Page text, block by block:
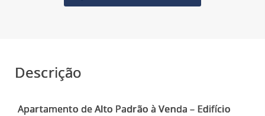
Descrição
Apartamento de Alto Padrão à Venda – Edifício